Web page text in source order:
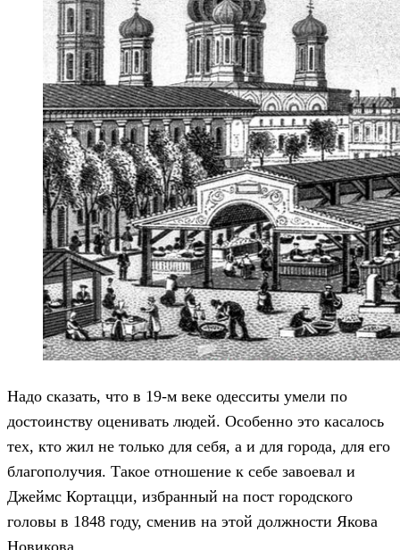
Надо сказать, что в 19-м веке одесситы умели по
достоинству оценивать людей. Особенно это касалось
тех, кто жил не только для себя, а и для города, для его
благополучия. Такое отношение к себе завоевал и
Джеймс Кортацци, избранный на пост городского
головы в 1848 году, сменив на этой должности Якова